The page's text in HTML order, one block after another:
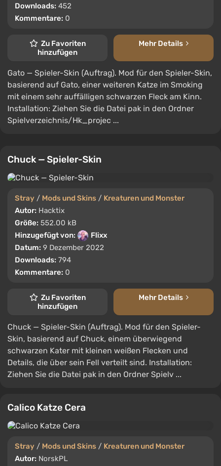
Downloads: 452
Kommentare: 0
Zu Favoriten
hinzufügen
Mehr Details
Gato — Spieler-Skin (Auftrag). Mod für den Spieler-Skin,
basierend auf Gato, einer weiteren Katze im Smoking
mit einem sehr auffälligen schwarzen Fleck am Kinn.
Installation: Ziehen Sie die Datei pak in den Ordner
Spielverzeichnis/Hk_projec ...
Chuck — Spieler-Skin
Stray / Mods und Skins / Kreaturen und Monster
Autor: Hacktix
Größe: 552.00 kB
Hinzugefügt von:
Flixx
Datum: 9 Dezember 2022
Downloads: 794
Kommentare: 0
Zu Favoriten
hinzufügen
Mehr Details
Chuck — Spieler-Skin (Auftrag). Mod für den Spieler-
Skin, basierend auf Chuck, einem überwiegend
schwarzen Kater mit kleinen weißen Flecken und
Details, die über sein Fell verteilt sind. Installation:
Ziehen Sie die Datei pak in den Ordner Spielv ...
Calico Katze Cera
Stray / Mods und Skins / Kreaturen und Monster
Autor: NorskPL